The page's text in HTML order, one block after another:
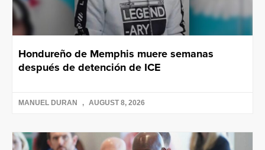
Hondureño de Memphis muere semanas
después de detención de ICE
MANUEL DURAN AUGUST 8, 2026